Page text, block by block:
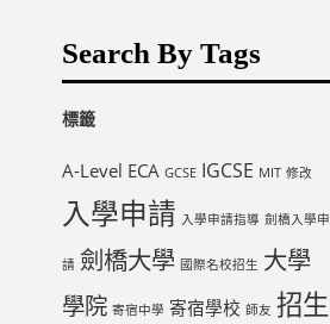
Search By Tags
標籤
A-Level ECA GCSE IGCSE MIT 修改
入學申請 入學申請指導 劍橋入學申
請 劍橋大學 國際名校招生 大學
學院 寄宿中學 寄宿學校 師友 招生